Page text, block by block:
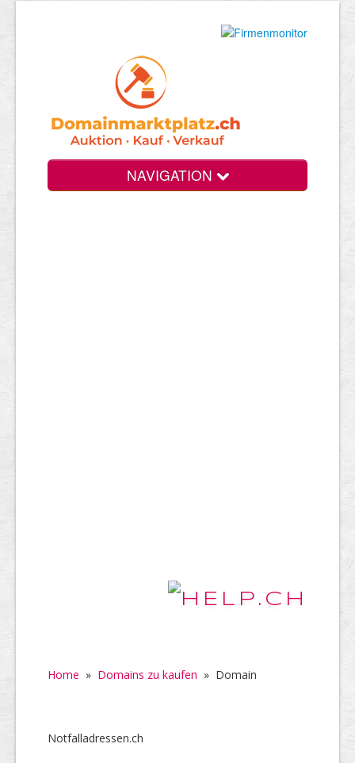
NAVIGATION
Home » Domains zu kaufen » Domain
Notfalladressen.ch